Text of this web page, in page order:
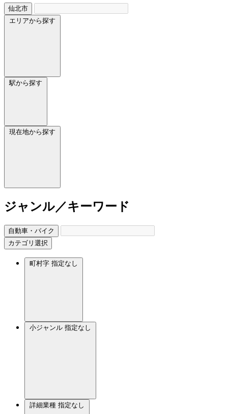
仙北市
エリアから探す
駅から探す
現在地から探す
ジャンル／キーワード
自動車・バイク
カテゴリ選択
町村字 指定なし
小ジャンル 指定なし
詳細業種 指定なし